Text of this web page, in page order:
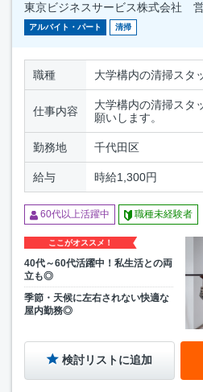
東京ビジネスサービス株式会社
アルバイト・パート 清掃
職種 大学構内の清掃スタ
仕事内容
大学構内の清掃スタ
願いします。
勤務地 千代田区
給与 時給1,300円
60代以上活躍中 職種未経験者
ここがオススメ！
40代～60代活躍中！私生活との両
立も◎
季節・天候に左右されない快適な
屋内勤務◎
検討リストに追加